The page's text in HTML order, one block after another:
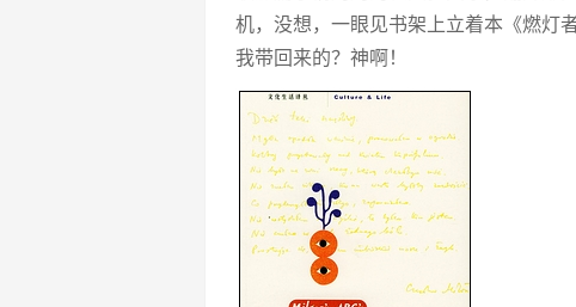
机，没想，一眼见书架上立着本《燃
我带回来的？神啊！